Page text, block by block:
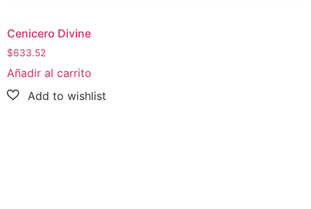
Cenicero Divine
$633.52
Añadir al carrito